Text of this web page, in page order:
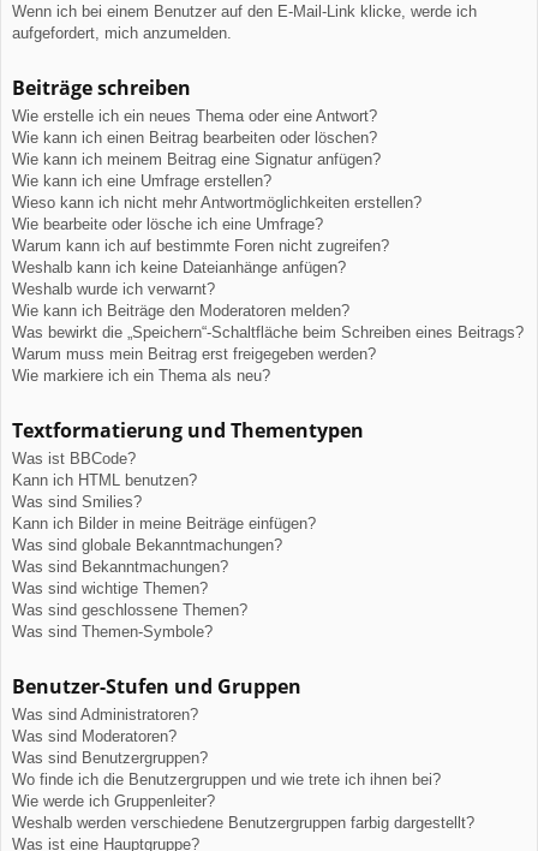
Wenn ich bei einem Benutzer auf den E-Mail-Link klicke, werde ich
aufgefordert, mich anzumelden.
Beiträge schreiben
Wie erstelle ich ein neues Thema oder eine Antwort?
Wie kann ich einen Beitrag bearbeiten oder löschen?
Wie kann ich meinem Beitrag eine Signatur anfügen?
Wie kann ich eine Umfrage erstellen?
Wieso kann ich nicht mehr Antwortmöglichkeiten erstellen?
Wie bearbeite oder lösche ich eine Umfrage?
Warum kann ich auf bestimmte Foren nicht zugreifen?
Weshalb kann ich keine Dateianhänge anfügen?
Weshalb wurde ich verwarnt?
Wie kann ich Beiträge den Moderatoren melden?
Was bewirkt die „Speichern“-Schaltfläche beim Schreiben eines Beitrags?
Warum muss mein Beitrag erst freigegeben werden?
Wie markiere ich ein Thema als neu?
Textformatierung und Thementypen
Was ist BBCode?
Kann ich HTML benutzen?
Was sind Smilies?
Kann ich Bilder in meine Beiträge einfügen?
Was sind globale Bekanntmachungen?
Was sind Bekanntmachungen?
Was sind wichtige Themen?
Was sind geschlossene Themen?
Was sind Themen-Symbole?
Benutzer-Stufen und Gruppen
Was sind Administratoren?
Was sind Moderatoren?
Was sind Benutzergruppen?
Wo finde ich die Benutzergruppen und wie trete ich ihnen bei?
Wie werde ich Gruppenleiter?
Weshalb werden verschiedene Benutzergruppen farbig dargestellt?
Was ist eine Hauptgruppe?